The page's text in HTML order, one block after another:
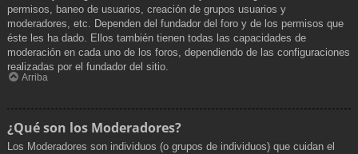
permisos, baneo de usuarios, creación de grupos usuarios y
moderadores, etc. Dependen del fundador del foro y de los permisos que
éste les ha dado. Ellos también tienen todas las capacidades de
moderación en cada uno de los foros, dependiendo de las configuraciones
realizadas por el fundador del sitio.
Arriba
¿Qué son los Moderadores?
Los Moderadores son individuos (o grupos de individuos) que cuidan el